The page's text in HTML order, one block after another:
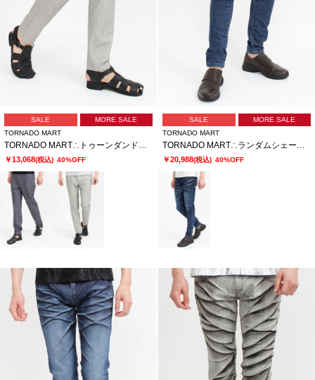
SALE
MORE SALE
TORNADO MART
TORNADO MART∴トゥーンダンドライ5PKパンツ
￥13,068(税込) 40%OFF
SALE
MORE SALE
TORNADO MART
TORNADO MART∴ランダムシェービングスキニーデニム
￥20,988(税込) 40%OFF